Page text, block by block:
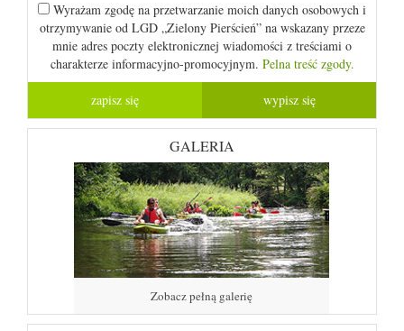
Wyrażam zgodę na przetwarzanie moich danych osobowych i
otrzymywanie od LGD „Zielony Pierścień” na wskazany przeze
mnie adres poczty elektronicznej wiadomości z treściami o
charakterze informacyjno-promocyjnym. Pelna treść zgody.
GALERIA
Zobacz pełną galerię